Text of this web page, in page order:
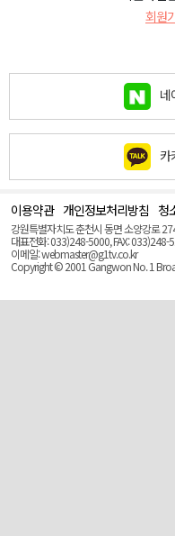
회원
네
카
이용약관 개인정보처리방침 청
강원특별자치도 춘천시 동면 소양강로
대표전화: 033)248-5000, FAX: 033)248-
이메일: webmaster@g1tv.co.kr
Copyright © 2001 Gangwon No. 1